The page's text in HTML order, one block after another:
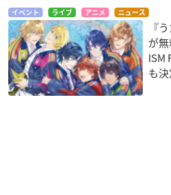
イベント ライブ アニメ ニュース
『
が
ISM
も